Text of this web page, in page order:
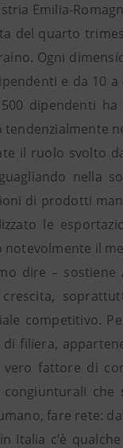
Emilia-
del quarto
Ogni
e da 10
dipendenti
tendenzialmente
il ruolo svolto
nella
di prodotti
le
notevolmente il
dire –
competitivo.
di filiera,
vero fattore di
che
fare rete:
Italia c’è